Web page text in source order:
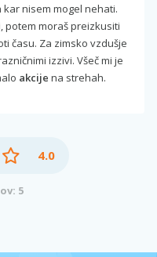
kar nisem mogel nehati.
potem moraš preizkusiti
času. Za zimsko vzdušje
izzivi. Všeč mi je
akcije na strehah.
4.0
5